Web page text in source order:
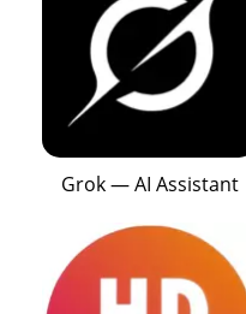
Grok — AI Assistant